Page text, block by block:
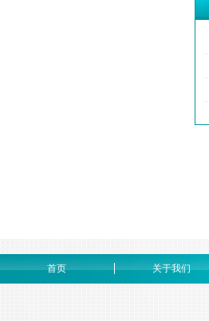
首页 关于我们